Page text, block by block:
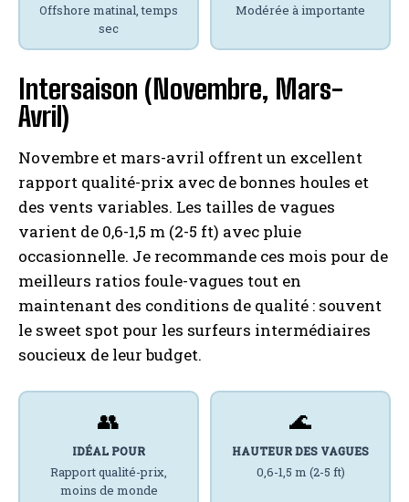
Offshore matinal, temps
sec
Modérée à importante
Intersaison (Novembre, Mars-
Avril)
Novembre et mars-avril offrent un excellent
rapport qualité-prix avec de bonnes houles et
des vents variables. Les tailles de vagues
varient de 0,6-1,5 m (2-5 ft) avec pluie
occasionnelle. Je recommande ces mois pour de
meilleurs ratios foule-vagues tout en
maintenant des conditions de qualité : souvent
le sweet spot pour les surfeurs intermédiaires
soucieux de leur budget.
👥
IDÉAL POUR
Rapport qualité-prix,
moins de monde
🌊
HAUTEUR DES VAGUES
0,6-1,5 m (2-5 ft)